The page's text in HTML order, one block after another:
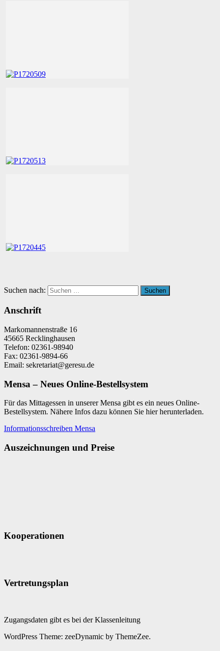
Suchen nach: Suchen
Anschrift
Markomannenstraße 16
45665 Recklinghausen
Telefon: 02361-98940
Fax: 02361-9894-66
Email: sekretariat@geresu.de
Mensa – Neues Online-Bestellsystem
Für das Mittagessen in unserer Mensa gibt es ein neues Online-
Bestellsystem. Nähere Infos dazu können Sie hier herunterladen.
Informationsschreiben Mensa
Auszeichnungen und Preise
Kooperationen
Vertretungsplan
Zugangsdaten gibt es bei der Klassenleitung
WordPress Theme: zeeDynamic by ThemeZee.